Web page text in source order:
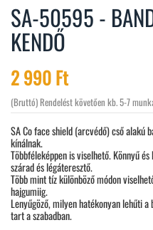
SA-50595 -
KENDŐ
2 990 Ft
(Bruttó) Rendelést követően kb. 5-7
SA Co face shield (arcvédő) cső alakú
kínálnak.
Többféleképpen is viselhető. Könnyű
szárad és légáteresztő.
Több mint tíz különböző módon
hajgumiig.
Lenyűgöző, milyen hatékonyan lehűti
tart a szabadban.